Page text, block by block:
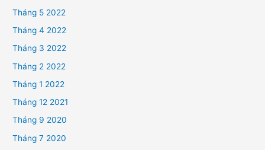
Tháng 5 2022
Tháng 4 2022
Tháng 3 2022
Tháng 2 2022
Tháng 1 2022
Tháng 12 2021
Tháng 9 2020
Tháng 7 2020